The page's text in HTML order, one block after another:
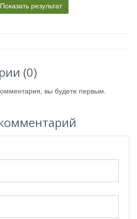
Показать результат
(0)
вы будете первым.